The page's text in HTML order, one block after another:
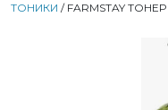
ТОНИКИ / FARMSTAY